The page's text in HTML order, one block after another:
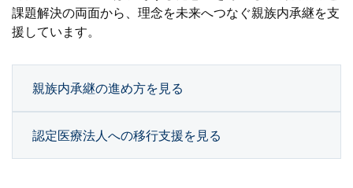
課題解決の両面から、理念を未来へつなぐ親族内承継を支
援しています。
親族内承継の進め方を見る
認定医療法人への移行支援を見る